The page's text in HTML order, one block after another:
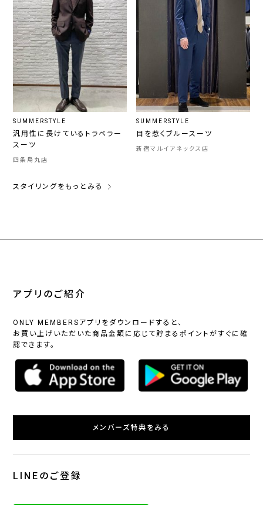
SUMMERSTYLE
汎用性に長けているトラベラー
スーツ
四条烏丸店
SUMMERSTYLE
目を惹くブルースーツ
新宿マルイアネックス店
スタイリングをもっとみる
アプリのご紹介
ONLY MEMBERSアプリをダウンロードすると、
お買い上げいただいた商品金額に応じて貯まるポイントがすぐに確
認できます。
メンバーズ特典をみる
LINEのご登録